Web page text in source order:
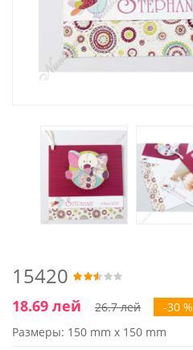
15420
18.69 лей 26.7 лей
-30 %
Размеры: 150 mm x 150 mm